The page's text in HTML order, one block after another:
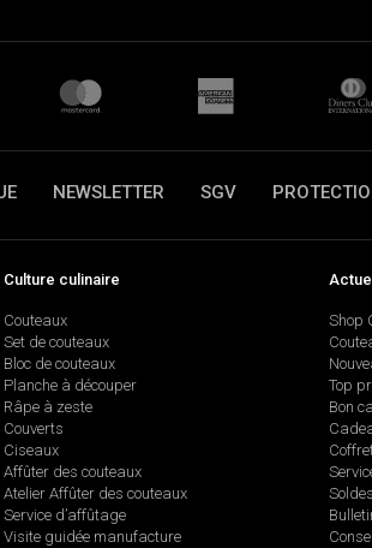
NEWSLETTER SGV
Culture culinaire
Couteaux
Set de couteaux
Bloc de couteaux
Planche à découper
Râpe à zeste
Couverts
Ciseaux
Affûter des couteaux
Atelier Affûter des couteaux
Service d’affûtage
Visite guidée manufacture
Actuel
Shop
Top
Bon